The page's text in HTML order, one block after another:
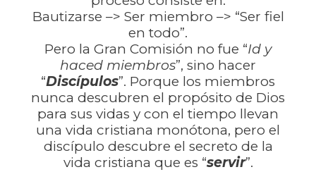
Bautizarse –> Ser miembro –> “Ser fiel
en todo”.
Pero la Gran Comisión no fue “Id y
haced miembros”, sino hacer
“Discípulos”. Porque los miembros
nunca descubren el propósito de Dios
para sus vidas y con el tiempo llevan
una vida cristiana monótona, pero el
discípulo descubre el secreto de la
vida cristiana que es “servir”.